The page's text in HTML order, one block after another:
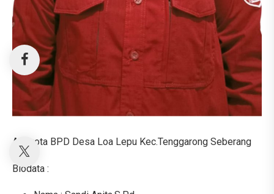
Anggota BPD Desa Loa Lepu Kec.Tenggarong Seberang
Biodata :